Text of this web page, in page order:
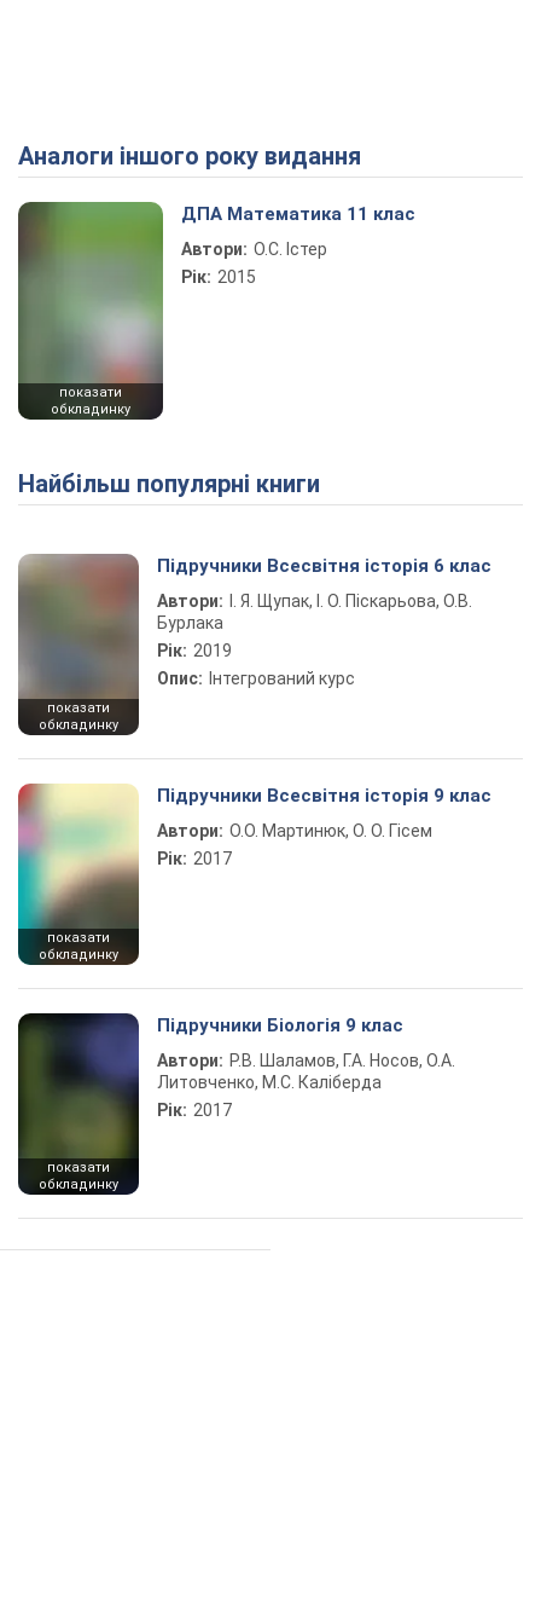
Аналоги іншого року видання
показати
обкладинку
ДПА Математика 11 клас
Автори: О.С. Істер
Рік: 2015
Найбільш популярні книги
показати
обкладинку
Підручники Всесвітня історія 6 клас
Автори:
І. Я. Щупак, І. О. Піскарьова, О.В.
Бурлака
Рік: 2019
Опис: Інтегрований курс
показати
обкладинку
Підручники Всесвітня історія 9 клас
Автори: О.О. Мартинюк, О. О. Гісем
Рік: 2017
показати
обкладинку
Підручники Біологія 9 клас
Автори: Р.В. Шаламов, Г.А. Носов, О.А.
Литовченко, М.С. Каліберда
Рік: 2017